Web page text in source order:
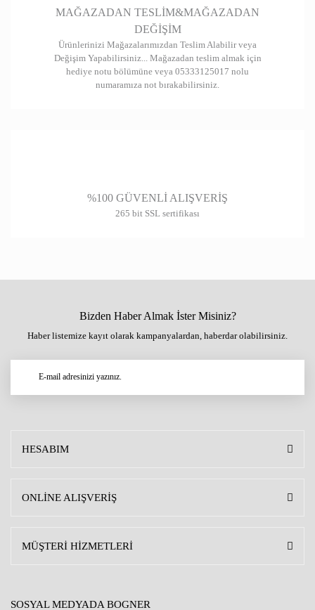
Gönder
MAĞAZADAN TESLİM&MAĞAZADAN
DEĞİŞİM
Ürünlerinizi Mağazalarımızdan Teslim Alabilir veya
Değişim Yapabilirsiniz... Mağazadan teslim almak için
hediye notu bölümüne veya 05333125017 nolu
numaramıza not bırakabilirsiniz.
%100 GÜVENLİ ALIŞVERİŞ
265 bit SSL sertifikası
Bizden Haber Almak İster Misiniz?
Haber listemize kayıt olarak kampanyalardan, haberdar olabilirsiniz.
HESABIM
ONLİNE ALIŞVERİŞ
MÜŞTERİ HİZMETLERİ
SOSYAL MEDYADA BOGNER